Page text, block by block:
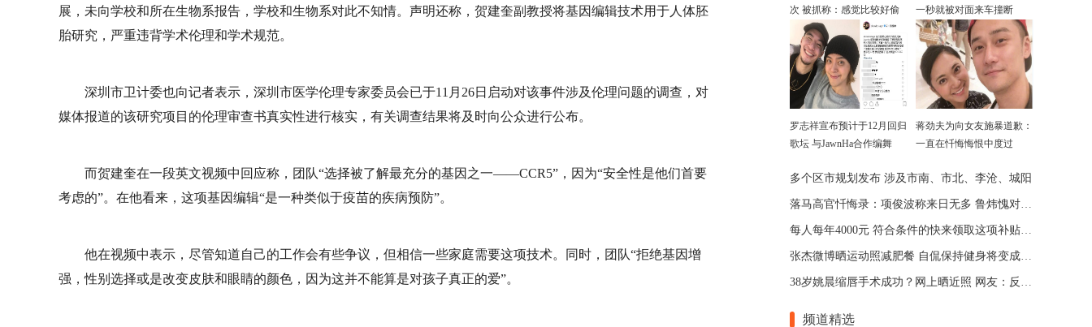
展，未向学校和所在生物系报告，学校和生物系对此不知情。声明还称，贺建奎副教授将基因编辑技术用于人体胚
胎研究，严重违背学术伦理和学术规范。
深圳市卫计委也向记者表示，深圳市医学伦理专家委员会已于11月26日启动对该事件涉及伦理问题的调查，对
媒体报道的该研究项目的伦理审查书真实性进行核实，有关调查结果将及时向公众进行公布。
而贺建奎在一段英文视频中回应称，团队“选择被了解最充分的基因之一——CCR5”，因为“安全性是他们首要
考虑的”。在他看来，这项基因编辑“是一种类似于疫苗的疾病预防”。
他在视频中表示，尽管知道自己的工作会有些争议，但相信一些家庭需要这项技术。同时，团队“拒绝基因增
强，性别选择或是改变皮肤和眼睛的颜色，因为这并不能算是对孩子真正的爱”。
次 被抓称：感觉比较好偷
一秒就被对面来车撞断
罗志祥宣布预计于12月回归
歌坛 与JawnHa合作编舞
蒋劲夫为向女友施暴道歉：
一直在忏悔悔恨中度过
多个区市规划发布 涉及市南、市北、李沧、城阳
落马高官忏悔录：项俊波称来日无多 鲁炜愧对妻儿
每人每年4000元 符合条件的快来领取这项补贴(图)
张杰微博晒运动照减肥餐 自侃保持健身将变成彭于晏
38岁姚晨缩唇手术成功？网上晒近照 网友：反而没特色
频道精选